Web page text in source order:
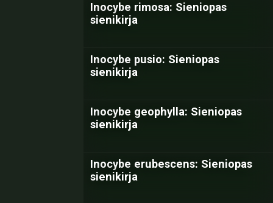
Inocybe rimosa: Sieniopas
sienikirja
Inocybe pusio: Sieniopas
sienikirja
Inocybe geophylla: Sieniopas
sienikirja
Inocybe erubescens: Sieniopas
sienikirja